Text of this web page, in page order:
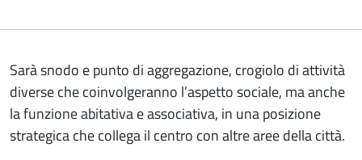
Sarà snodo e punto di aggregazione, crogiolo di attività
diverse che coinvolgeranno l’aspetto sociale, ma anche
la funzione abitativa e associativa, in una posizione
strategica che collega il centro con altre aree della città.